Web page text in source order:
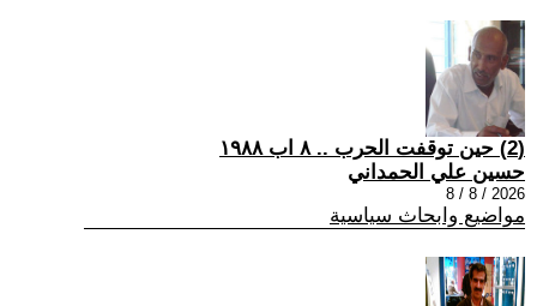
(2) حين توقفت الحرب .. ٨ اب ١٩٨٨
حسين علي الحمداني
2026 / 8 / 8
مواضيع وابحاث سياسية